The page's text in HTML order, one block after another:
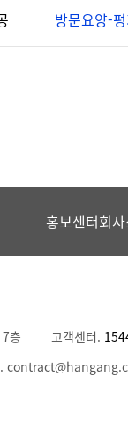
방문요양-
홍보센터회
층 고객센터.
.